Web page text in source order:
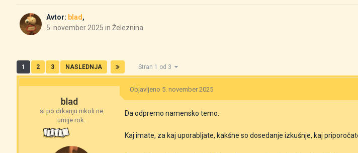
Avtor: blad,
5. november 2025 inŽeleznina
1 2 3 NASLEDNJA Stran 1 od 3
blad
si po drkanju nikoli ne
umije rok.
Objavljeno 5. november 2025
Da odpremo namensko temo.
Kaj imate, za kaj uporabljate, kakšne so dosedanje izkušnje, kaj